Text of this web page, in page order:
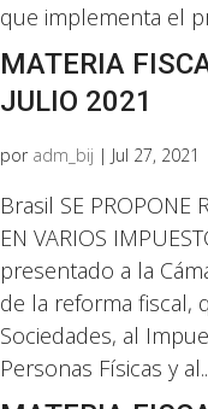
que implementa el
MATERIA
JULIO 2021
por adm_bij | Jul 27, 2021
Brasil SE PROPONE
EN VARIOS
presentado a la
de la reforma fiscal,
Sociedades, al
Personas Físicas y